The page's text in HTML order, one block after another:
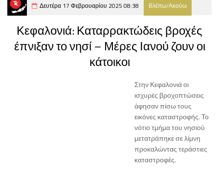
Δευτέρα 17 Φεβρουαρίου 2025 08:38 Βλέπω/Ακούω
Κεφαλονιά: Καταρρακτώδεις βροχές
έπνιξαν το νησί – Μέρες Ιανού ζουν οι
κάτοικοι
Στην Κεφαλονιά οι
ισχυρές βροχοπτώσεις
άφησαν πίσω τους
εικόνες καταστροφής. Το
νότιο τμήμα του νησιού
μετατράπηκε σε λίμνη
προκαλώντας τεράστιες
καταστροφές.